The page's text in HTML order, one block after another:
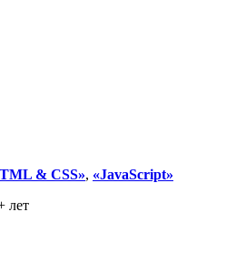
& CSS», «JavaScript»
лет